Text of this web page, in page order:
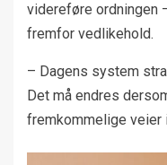
videreføre ordningen
fremfor vedlikehold.
– Dagens system
Det må endres
fremkommelige veier